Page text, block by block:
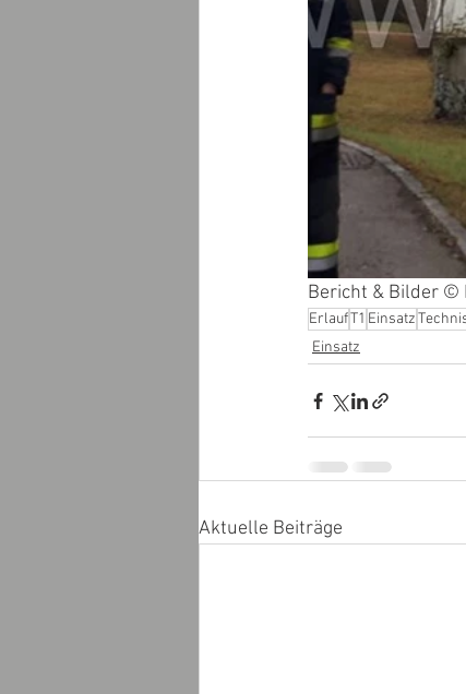
Bericht & Bilder ©
ErlaufT1 Einsatz
Einsatz
Aktuelle Beiträge